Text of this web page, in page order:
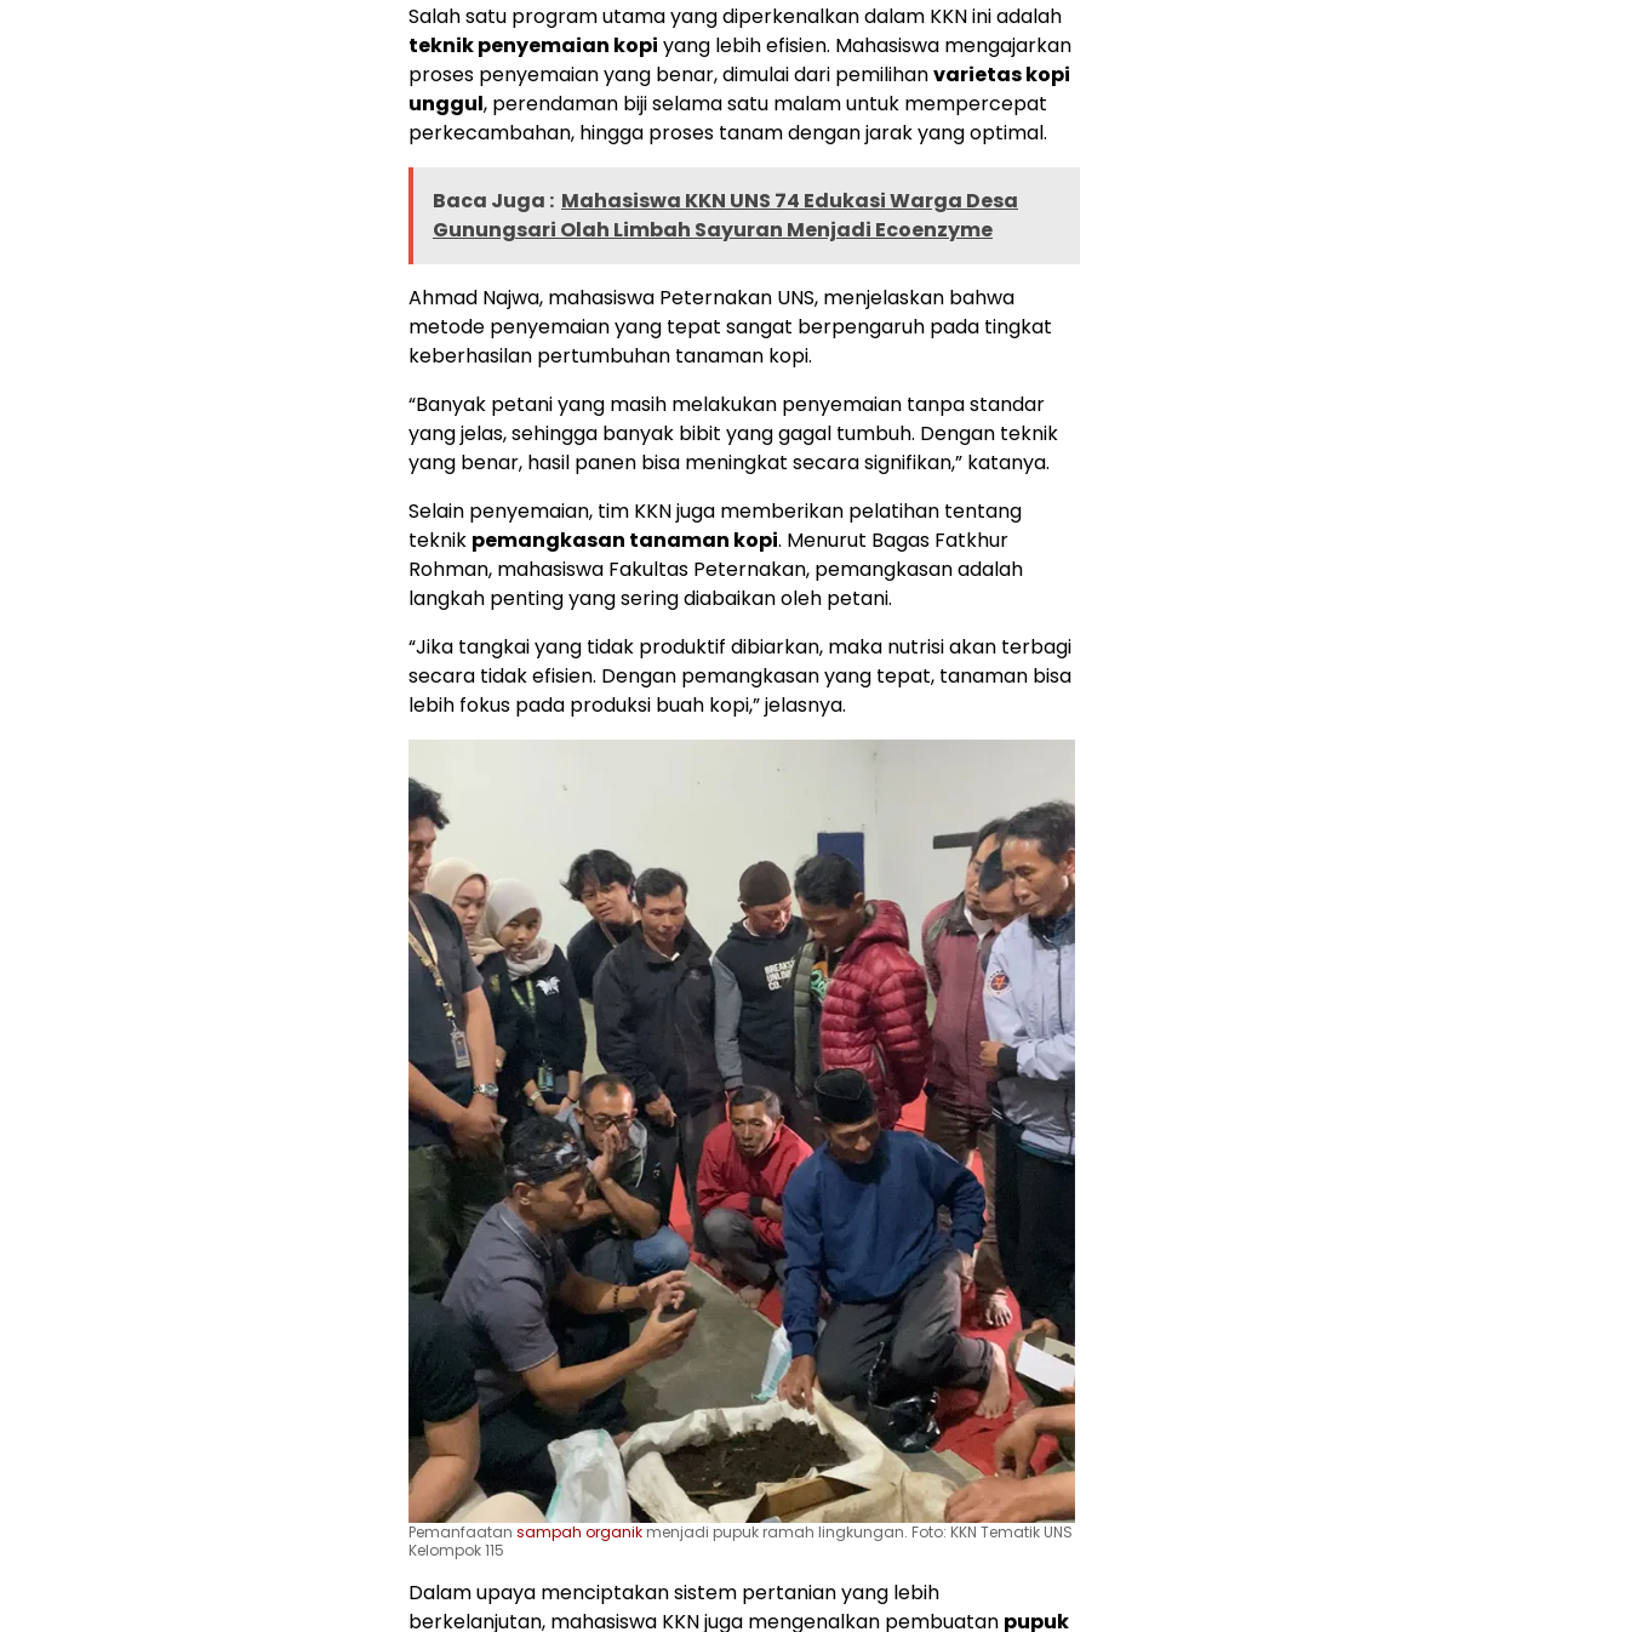
Salah satu program utama yang diperkenalkan dalam KKN ini adalah
teknik penyemaian kopi yang lebih efisien. Mahasiswa mengajarkan
proses penyemaian yang benar, dimulai dari pemilihanvarietas kopi
unggul, perendaman biji selama satu malam untuk mempercepat
perkecambahan, hingga proses tanam dengan jarak yang optimal.
Baca Juga : Mahasiswa KKN UNS 74 Edukasi Warga Desa
Gunungsari Olah Limbah Sayuran Menjadi Ecoenzyme
Ahmad Najwa, mahasiswa Peternakan UNS, menjelaskan bahwa
metode penyemaian yang tepat sangat berpengaruh pada tingkat
keberhasilan pertumbuhan tanaman kopi.
“Banyak petani yang masih melakukan penyemaian tanpa standar
yang jelas, sehingga banyak bibit yang gagal tumbuh. Dengan teknik
yang benar, hasil panen bisa meningkat secara signifikan,” katanya.
Selain penyemaian, tim KKN juga memberikan pelatihan tentang
teknik pemangkasan tanaman kopi. Menurut Bagas Fatkhur
Rohman, mahasiswa Fakultas Peternakan, pemangkasan adalah
langkah penting yang sering diabaikan oleh petani.
“Jika tangkai yang tidak produktif dibiarkan, maka nutrisi akan terbagi
secara tidak efisien. Dengan pemangkasan yang tepat, tanaman bisa
lebih fokus pada produksi buah kopi,” jelasnya.
Pemanfaatan sampah organik menjadi pupuk ramah lingkungan. Foto: KKN Tematik UNS
Kelompok 115
Dalam upaya menciptakan sistem pertanian yang lebih
berkelanjutan, mahasiswa KKN juga mengenalkan pembuatan pupuk